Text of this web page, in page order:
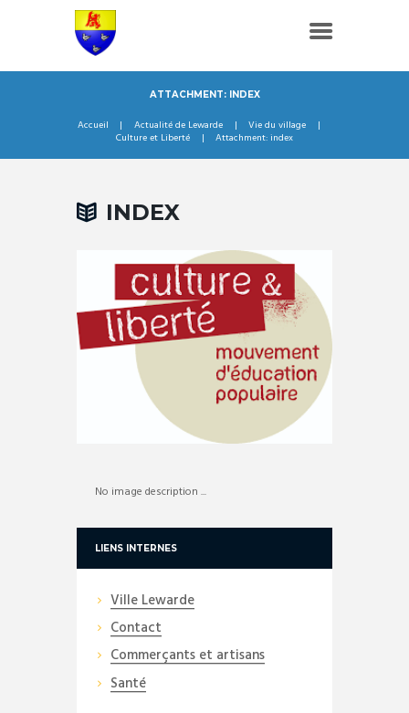
ATTACHMENT: INDEX
Accueil Actualité de Lewarde
Vie du village
Culture et Liberté
Attachment: index
INDEX
No image description ...
LIENS INTERNES
Ville Lewarde
Contact
Commerçants et artisans
Santé